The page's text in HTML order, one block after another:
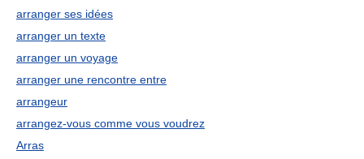
arranger ses idées
arranger un texte
arranger un voyage
arranger une rencontre entre
arrangeur
arrangez-vous comme vous voudrez
Arras